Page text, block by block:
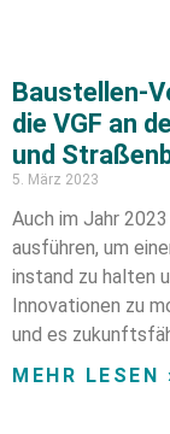
Baustellen-
die VGF an
und
5. März 2023
Auch im Jahr
ausführen, um
instand zu halten
Innovationen zu
und es
MEHR LESEN